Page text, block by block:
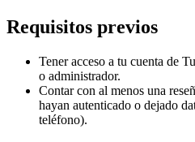
Requisitos previos
Tener acceso a tu cuenta de
o administrador.
Contar con al menos una
hayan autenticado o dejado
teléfono).